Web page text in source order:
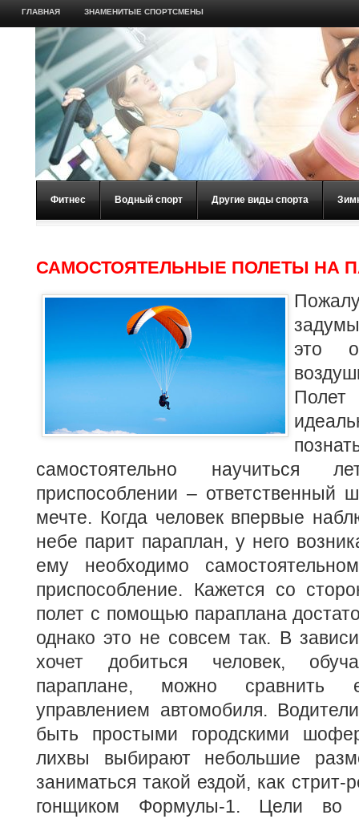
ГЛАВНАЯ ЗНАМЕНИТЫЕ СПОРТСМЕНЫ
Фитнес Водный спорт Другие виды спорта
САМОСТОЯТЕЛЬНЫЕ ПОЛЕТЫ НА
это
самостоятельно научиться
приспособлении – ответственный
мечте. Когда человек впервые
небе парит параплан, у него
ему необходимо
приспособление. Кажется со
полет с помощью параплана
однако это не совсем так. В
хочет добиться человек,
параплане, можно сравнить
управлением автомобиля.
быть простыми городскими
лихвы выбирают небольшие
заниматься такой ездой, как
гонщиком Формулы-1. Цели во